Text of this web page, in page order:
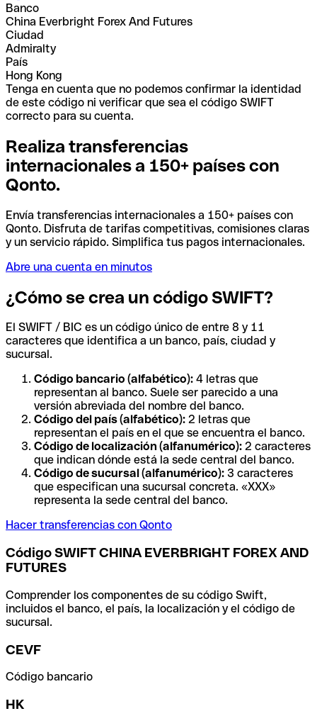
Banco
China Everbright Forex And Futures
Ciudad
Admiralty
País
Hong Kong
Tenga en cuenta que no podemos confirmar la identidad
de este código ni verificar que sea el código SWIFT
correcto para su cuenta.
Realiza transferencias
internacionales a 150+ países con
Qonto.
Envía transferencias internacionales a 150+ países con
Qonto. Disfruta de tarifas competitivas, comisiones claras
y un servicio rápido. Simplifica tus pagos internacionales.
Abre una cuenta en minutos
¿Cómo se crea un código SWIFT?
El SWIFT / BIC es un código único de entre 8 y 11
caracteres que identifica a un banco, país, ciudad y
sucursal.
Código bancario (alfabético): 4 letras que
representan al banco. Suele ser parecido a una
versión abreviada del nombre del banco.
Código del país (alfabético): 2 letras que
representan el país en el que se encuentra el banco.
Código de localización (alfanumérico): 2 caracteres
que indican dónde está la sede central del banco.
Código de sucursal (alfanumérico): 3 caracteres
que especifican una sucursal concreta. «XXX»
representa la sede central del banco.
Hacer transferencias con Qonto
Código SWIFT CHINA EVERBRIGHT FOREX AND
FUTURES
Comprender los componentes de su código Swift,
incluidos el banco, el país, la localización y el código de
sucursal.
CEVF
Código bancario
HK